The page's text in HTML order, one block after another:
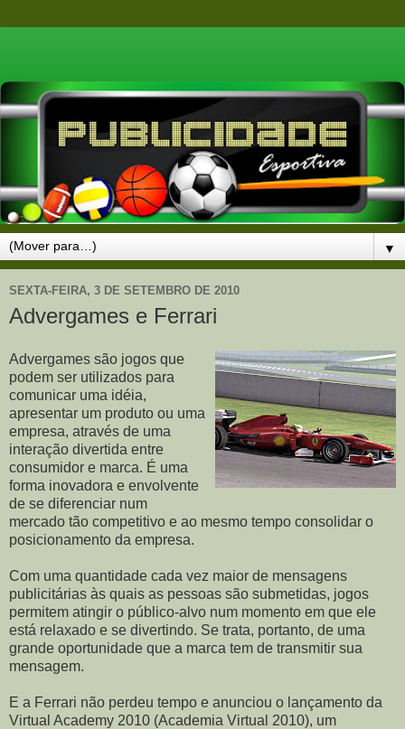
▼
SEXTA-FEIRA, 3 DE SETEMBRO DE 2010
Advergames e Ferrari
Advergames são jogos que
podem ser utilizados para
comunicar uma idéia,
apresentar um produto ou uma
empresa, através de uma
interação divertida entre
consumidor e marca. É uma
forma inovadora e envolvente
de se diferenciar num
mercado tão competitivo e ao mesmo tempo consolidar o
posicionamento da empresa.
Com uma quantidade cada vez maior de mensagens
publicitárias às quais as pessoas são submetidas, jogos
permitem atingir o público-alvo num momento em que ele
está relaxado e se divertindo. Se trata, portanto, de uma
grande oportunidade que a marca tem de transmitir sua
mensagem.
E a Ferrari não perdeu tempo e anunciou o lançamento da
Virtual Academy 2010 (Academia Virtual 2010), um